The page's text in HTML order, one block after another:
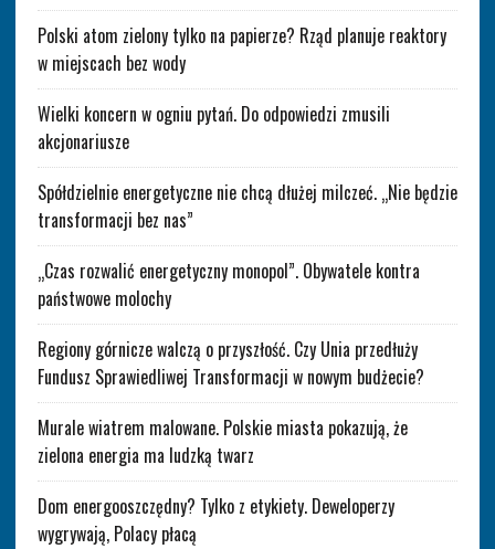
Polski atom zielony tylko na papierze? Rząd planuje reaktory
w miejscach bez wody
Wielki koncern w ogniu pytań. Do odpowiedzi zmusili
akcjonariusze
Spółdzielnie energetyczne nie chcą dłużej milczeć. „Nie będzie
transformacji bez nas”
„Czas rozwalić energetyczny monopol”. Obywatele kontra
państwowe molochy
Regiony górnicze walczą o przyszłość. Czy Unia przedłuży
Fundusz Sprawiedliwej Transformacji w nowym budżecie?
Murale wiatrem malowane. Polskie miasta pokazują, że
zielona energia ma ludzką twarz
Dom energooszczędny? Tylko z etykiety. Deweloperzy
wygrywają, Polacy płacą